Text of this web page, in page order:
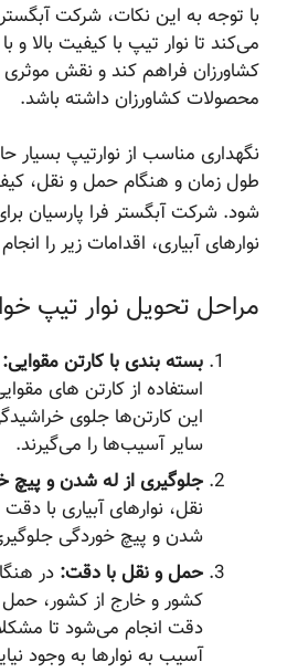
با توجه به این نکات، شرکت آبگستر
می‌کند تا نوار تیپ با کیفیت بالا و با
کشاورزان فراهم کند و نقش موثری در
محصولات کشاورزان داشته باشد.
نگهداری مناسب از نوارتیپ بسیار
طول زمان و هنگام حمل و نقل،
شود. شرکت آبگستر فرا پارسیان برای
نوارهای آبیاری، اقدامات زیر را انجام
مراحل تحویل نوار تیپ
بسته بندی با کارتن مقوایی:
استفاده از کارتن های
این کارتن‌ها جلوی
سایر آسیب‌ها را می‌گیرند.
جلوگیری از له شدن و پیچ
نقل، نوارهای آبیاری با دقت
شدن و پیچ خوردگی جلوگیری
حمل و نقل با دقت:در هنگام
کشور و خارج از کشور، حمل و
دقت انجام می‌شود تا
آسیب به نوارها به وجود نیاید.